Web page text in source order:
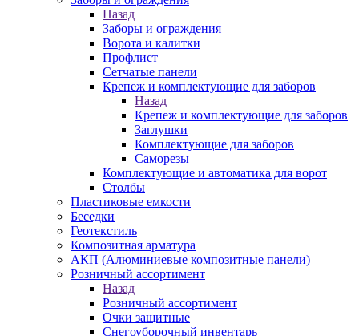
Назад
Заборы и ограждения
Ворота и калитки
Профлист
Сетчатые панели
Крепеж и комплектующие для заборов
Назад
Крепеж и комплектующие для заборов
Заглушки
Комплектующие для заборов
Саморезы
Комплектующие и автоматика для ворот
Столбы
Пластиковые емкости
Беседки
Геотекстиль
Композитная арматура
АКП (Алюминиевые композитные панели)
Розничный ассортимент
Назад
Розничный ассортимент
Очки защитные
Снегоуборочный инвентарь